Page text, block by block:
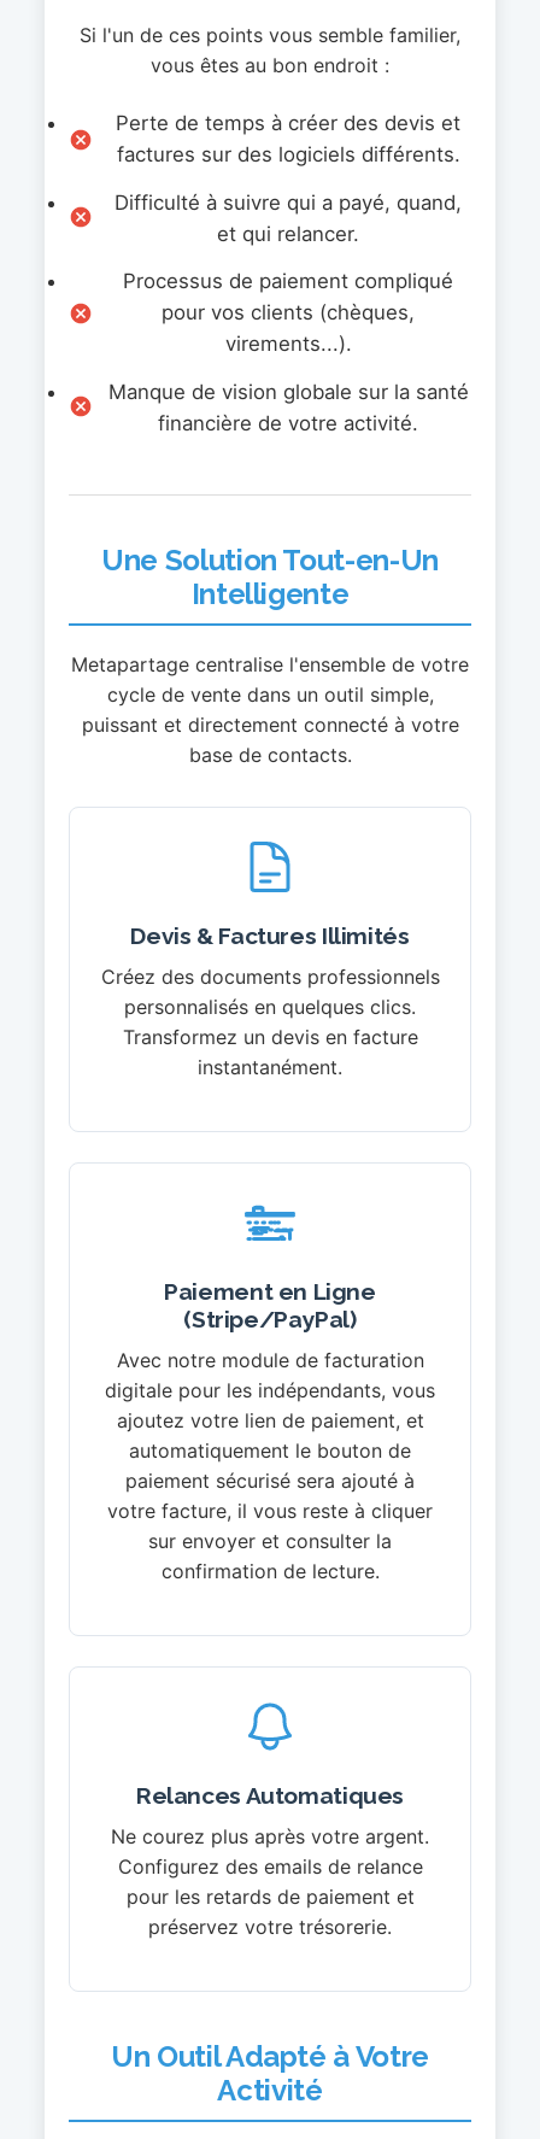
Si l'un de ces points vous semble familier,
vous êtes au bon endroit :
Perte de temps à créer des devis et
factures sur des logiciels différents.
Difficulté à suivre qui a payé, quand,
et qui relancer.
Processus de paiement compliqué
pour vos clients (chèques,
virements...).
Manque de vision globale sur la santé
financière de votre activité.
Une Solution Tout-en-Un
Intelligente
Metapartage centralise l'ensemble de votre
cycle de vente dans un outil simple,
puissant et directement connecté à votre
base de contacts.
Devis & Factures Illimités
Créez des documents professionnels
personnalisés en quelques clics.
Transformez un devis en facture
instantanément.
Paiement en Ligne
(Stripe/PayPal)
Avec notre module de facturation
digitale pour les indépendants, vous
ajoutez votre lien de paiement, et
automatiquement le bouton de
paiement sécurisé sera ajouté à
votre facture, il vous reste à cliquer
sur envoyer et consulter la
confirmation de lecture.
Relances Automatiques
Ne courez plus après votre argent.
Configurez des emails de relance
pour les retards de paiement et
préservez votre trésorerie.
Un Outil Adapté à Votre
Activité